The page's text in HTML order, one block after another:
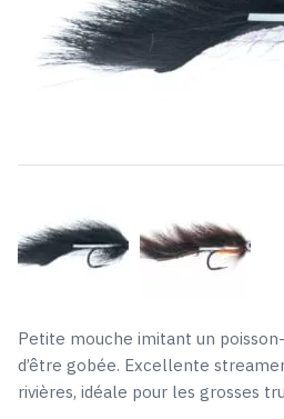
Petite mouche imitant un
d’être gobée. Excellente
rivières, idéale pour les grosses